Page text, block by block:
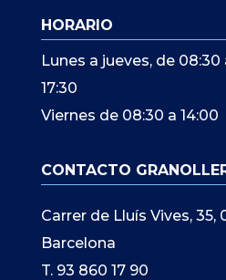
HORARIO
Lunes a jueves, de 08:30
17:30
Viernes de 08:30 a 14:00
CONTACTO
Carrer de Lluís Vives, 35,
Barcelona
T. 93 860 17 90